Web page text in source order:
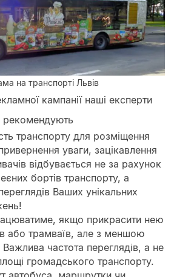
на транспорті Львів
кампанії наші експерти
рекомендують
транспорту для розміщення
уваги, зацікавлення
відбувається не за рахунок
бортів транспорту, а
Ваших унікальних
якщо прикрасити нею
або трамваїв, але з меншою
частота переглядів, а не
громадського транспорту.